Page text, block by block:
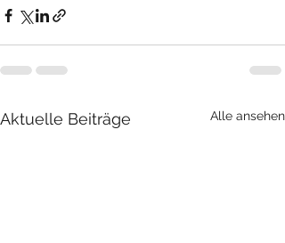
Aktuelle Beiträge Alle ansehen